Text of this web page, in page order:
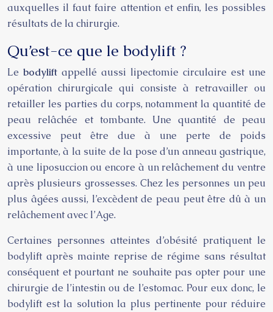
auxquelles il faut faire attention et enfin, les possibles
résultats de la chirurgie.
Qu’est-ce que le bodylift ?
Le bodylift appellé aussi lipectomie circulaire est une
opération chirurgicale qui consiste à retravailler ou
retailler les parties du corps, notamment la quantité de
peau relâchée et tombante. Une quantité de peau
excessive peut être due à une perte de poids
importante, à la suite de la pose d’un anneau gastrique,
à une liposuccion ou encore à un relâchement du ventre
après plusieurs grossesses. Chez les personnes un peu
plus âgées aussi, l’excèdent de peau peut être dû à un
relâchement avec l’Age.
Certaines personnes atteintes d’obésité pratiquent le
bodylift après mainte reprise de régime sans résultat
conséquent et pourtant ne souhaite pas opter pour une
chirurgie de l’intestin ou de l’estomac. Pour eux donc, le
bodylift est la solution la plus pertinente pour réduire